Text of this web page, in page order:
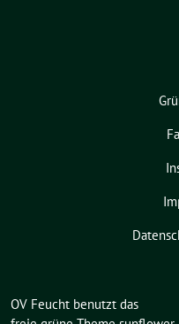
OV Feucht benutzt das